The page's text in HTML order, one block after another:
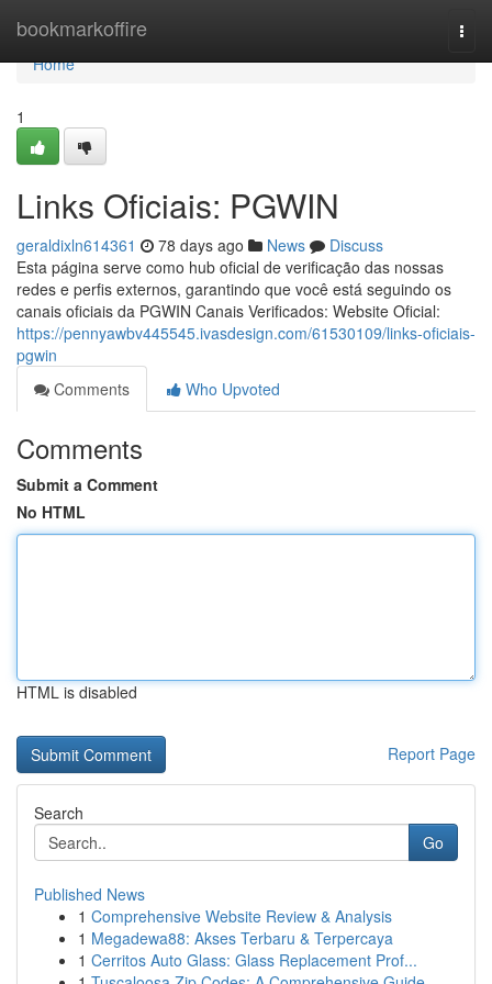
bookmarkoffire
Home
Home
1
Links Oficiais: PGWIN
geraldixln614361 78 days ago News
Discuss
Esta página serve como hub oficial de verificação das nossas
redes e perfis externos, garantindo que você está seguindo os
canais oficiais da PGWIN Canais Verificados: Website Oficial:
https://pennyawbv445545.ivasdesign.com/61530109/links-oficiais-
pgwin
Comments
Who Upvoted
Comments
Submit a Comment
No HTML
HTML is disabled
Report Page
Search
Go
Published News
1 Comprehensive Website Review & Analysis
1 Megadewa88: Akses Terbaru & Terpercaya
1 Cerritos Auto Glass: Glass Replacement Prof...